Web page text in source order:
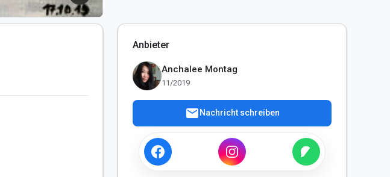
Anbieter
Anchalee Montag
11/2019
mail Nachricht schreiben